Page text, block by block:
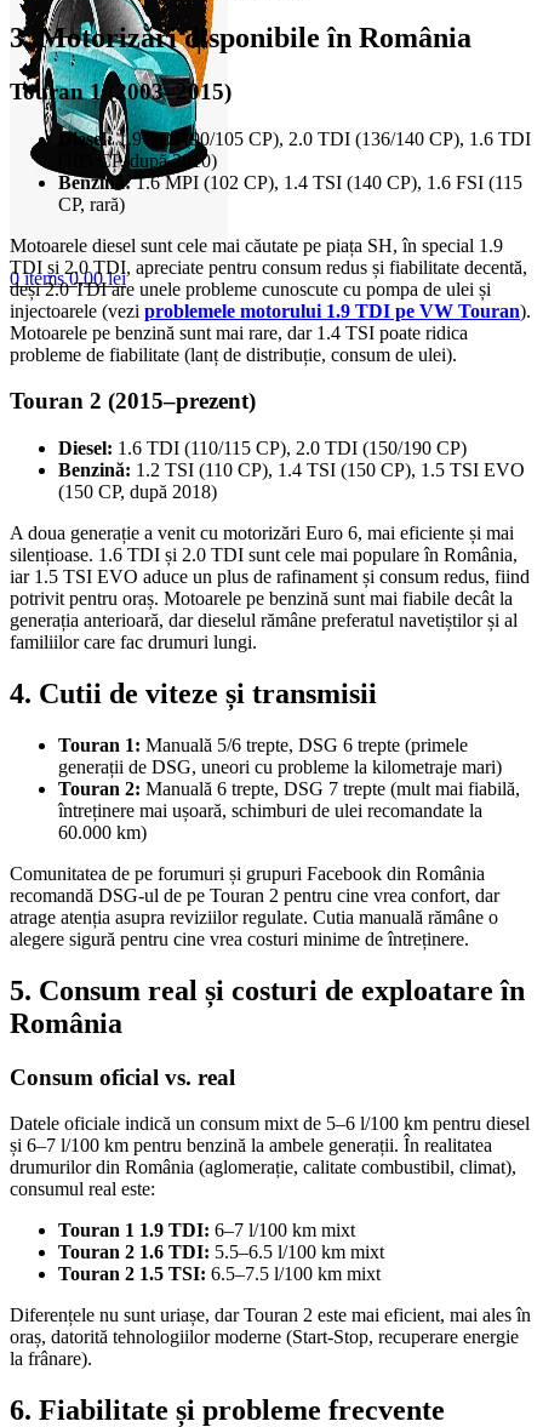
0items 0,00lei
3. Motorizări disponibile în România
Touran 1 (2003–2015)
Diesel:1.9 TDI (90/105 CP), 2.0 TDI (136/140 CP), 1.6 TDI
(105 CP, după 2010)
Benzină:1.6 MPI (102 CP), 1.4 TSI (140 CP), 1.6 FSI (115
CP, rară)
Motoarele diesel sunt cele mai căutate pe piața SH, în special 1.9
TDI și 2.0 TDI, apreciate pentru consum redus și fiabilitate decentă,
deși 2.0 TDI are unele probleme cunoscute cu pompa de ulei și
injectoarele (vezi problemele motorului 1.9 TDI pe VW Touran).
Motoarele pe benzină sunt mai rare, dar 1.4 TSI poate ridica
probleme de fiabilitate (lanț de distribuție, consum de ulei).
Touran 2 (2015–prezent)
Diesel: 1.6 TDI (110/115 CP), 2.0 TDI (150/190 CP)
Benzină: 1.2 TSI (110 CP), 1.4 TSI (150 CP), 1.5 TSI EVO
(150 CP, după 2018)
A doua generație a venit cu motorizări Euro 6, mai eficiente și mai
silențioase. 1.6 TDI și 2.0 TDI sunt cele mai populare în România,
iar 1.5 TSI EVO aduce un plus de rafinament și consum redus, fiind
potrivit pentru oraș. Motoarele pe benzină sunt mai fiabile decât la
generația anterioară, dar dieselul rămâne preferatul navetiștilor și al
familiilor care fac drumuri lungi.
4. Cutii de viteze și transmisii
Touran 1: Manuală 5/6 trepte, DSG 6 trepte (primele
generații de DSG, uneori cu probleme la kilometraje mari)
Touran 2: Manuală 6 trepte, DSG 7 trepte (mult mai fiabilă,
întreținere mai ușoară, schimburi de ulei recomandate la
60.000 km)
Comunitatea de pe forumuri și grupuri Facebook din România
recomandă DSG-ul de pe Touran 2 pentru cine vrea confort, dar
atrage atenția asupra reviziilor regulate. Cutia manuală rămâne o
alegere sigură pentru cine vrea costuri minime de întreținere.
5. Consum real și costuri de exploatare în
România
Consum oficial vs. real
Datele oficiale indică un consum mixt de 5–6 l/100 km pentru diesel
și 6–7 l/100 km pentru benzină la ambele generații. În realitatea
drumurilor din România (aglomerație, calitate combustibil, climat),
consumul real este:
Touran 1 1.9 TDI: 6–7 l/100 km mixt
Touran 2 1.6 TDI: 5.5–6.5 l/100 km mixt
Touran 2 1.5 TSI: 6.5–7.5 l/100 km mixt
Diferențele nu sunt uriașe, dar Touran 2 este mai eficient, mai ales în
oraș, datorită tehnologiilor moderne (Start-Stop, recuperare energie
la frânare).
6. Fiabilitate și probleme frecvente